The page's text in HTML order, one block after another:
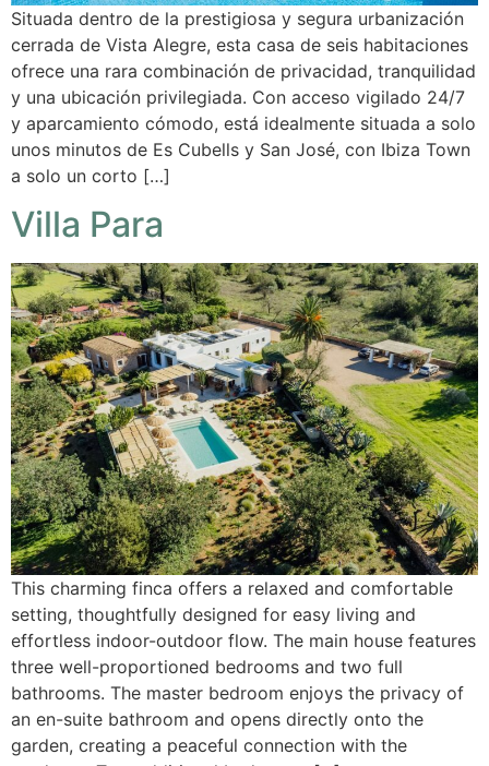
Situada dentro de la prestigiosa y segura urbanización
cerrada de Vista Alegre, esta casa de seis habitaciones
ofrece una rara combinación de privacidad, tranquilidad
y una ubicación privilegiada. Con acceso vigilado 24/7
y aparcamiento cómodo, está idealmente situada a solo
unos minutos de Es Cubells y San José, con Ibiza Town
a solo un corto […]
Villa Para
This charming finca offers a relaxed and comfortable
setting, thoughtfully designed for easy living and
effortless indoor-outdoor flow. The main house features
three well-proportioned bedrooms and two full
bathrooms. The master bedroom enjoys the privacy of
an en-suite bathroom and opens directly onto the
garden, creating a peaceful connection with the